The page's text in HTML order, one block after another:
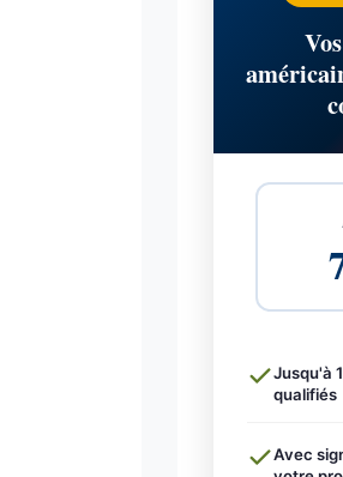
Jusqu'à
qualifiés
Avec